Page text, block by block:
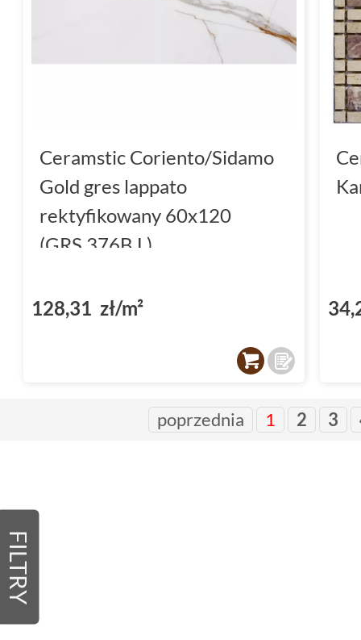
FILTRY
Ceramstic Coriento/Sidamo
Gold gres lappato
rektyfikowany 60x120
(GRS.376B.L)
128,31 zł/m²
poprzednia 1 2 3